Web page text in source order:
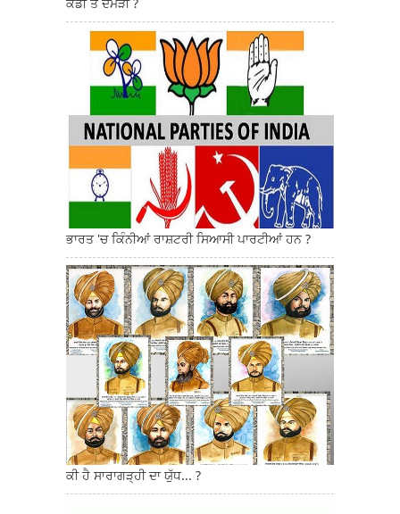
ਭਾਰਤ 'ਚ ਕਿੰਨੀਆਂ ਰਾਸ਼ਟਰੀ ਸਿਆਸੀ ਪਾਰਟੀਆਂ ਹਨ ?
ਕੀ ਹੈ ਸਾਰਾਗੜ੍ਹੀ ਦਾ ਯੁੱਧ... ?